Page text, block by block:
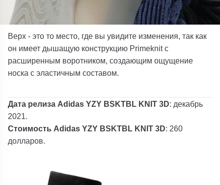
Верх - это то место, где вы увидите изменения, так как
он имеет дышащую конструкцию Primeknit с
расширенным воротником, создающим ощущение
носка с эластичным составом.
Дата релиза Adidas YZY BSKTBL KNIT 3D: декабрь
2021.
Стоимость Adidas YZY BSKTBL KNIT 3D: 260
долларов.